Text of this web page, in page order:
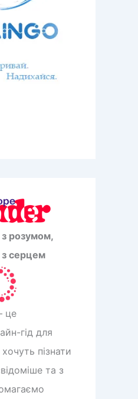
розумом,
з серцем
це
гід для
пізнати
та з